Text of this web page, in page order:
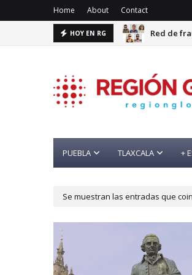
Home About Contact
HOY EN RG Red de
PUEBLA TLAXCALA +
Se muestran las entradas que